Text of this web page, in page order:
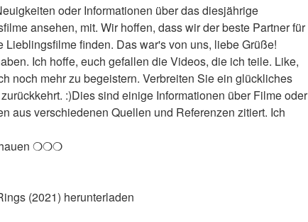
oder Informationen über das diesjährige
ansehen, mit. Wir hoffen, dass wir der beste Partner für
finden. Das war's von uns, liebe Grüße!
Ich hoffe, euch gefallen die Videos, die ich teile. Like,
noch mehr zu begeistern. Verbreiten Sie ein glückliches
:)Dies sind einige Informationen über Filme oder
aus verschiedenen Quellen und Referenzen zitiert. Ich
❍❍❍
(2021) herunterladen